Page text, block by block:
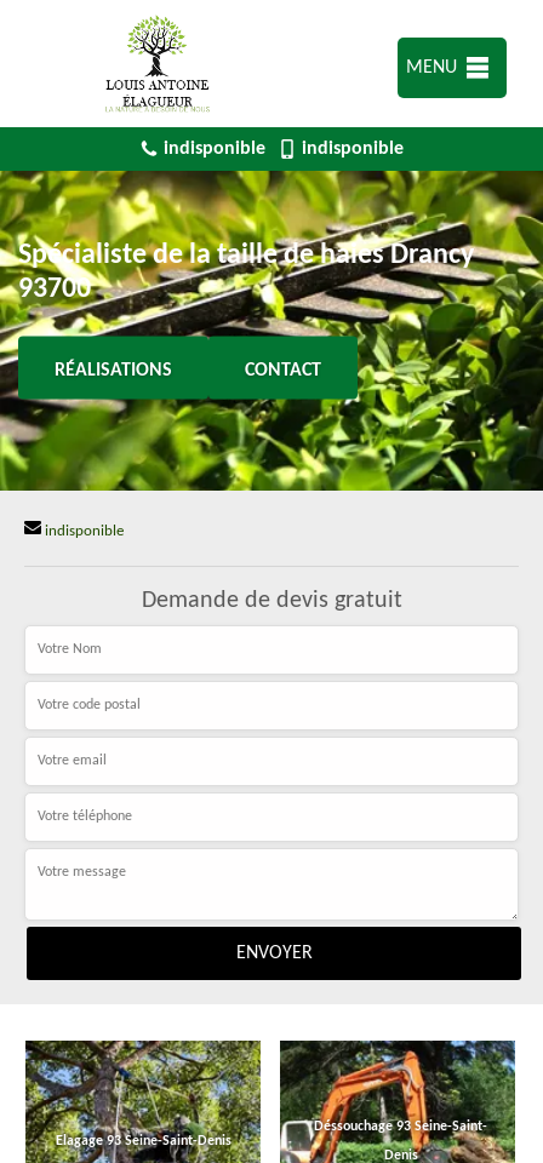
MENU
indisponible indisponible
Spécialiste de la taille de haies Drancy
93700
RÉALISATIONS CONTACT
indisponible
Demande de devis gratuit
Elagage 93 Seine-Saint-Denis
Déssouchage 93 Seine-Saint-
Denis